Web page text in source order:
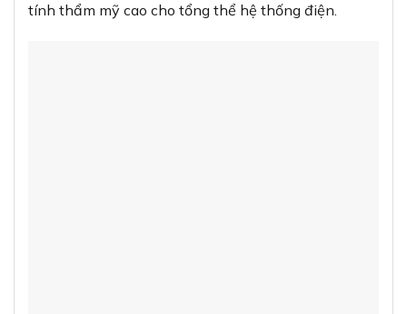
tính thẩm mỹ cao cho tổng thể hệ thống điện.